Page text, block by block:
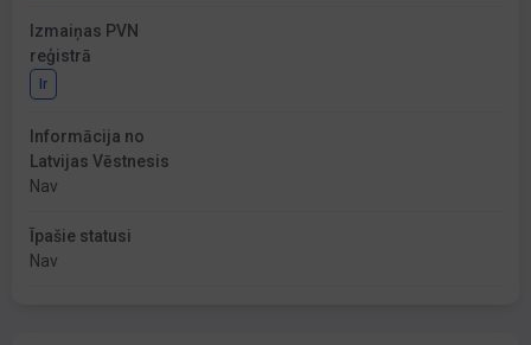
Izmaiņas PVN
reģistrā
Ir
Informācija no
Latvijas Vēstnesis
Nav
Īpašie statusi
Nav